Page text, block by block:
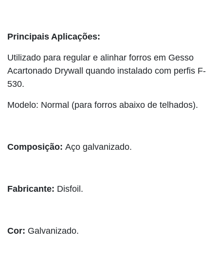
Principais Aplicações:
Utilizado para regular e alinhar forros em Gesso
Acartonado Drywall quando instalado com perfis F-
530.
Modelo: Normal (para forros abaixo de telhados).
Composição: Aço galvanizado.
Fabricante: Disfoil.
Cor: Galvanizado.